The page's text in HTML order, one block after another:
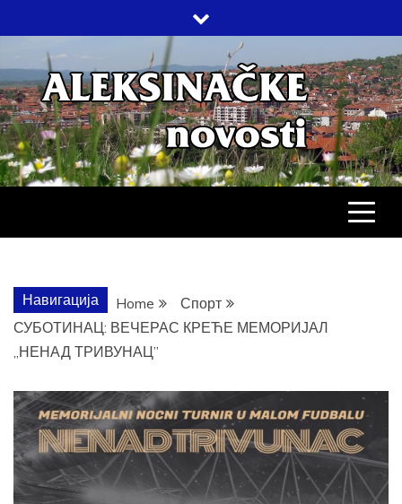
to
content
НОВОСТИ
ДРУШТВО, КУЛТУРА, ЕКОНОМИЈА,
СПОРТ, ПОСЛОВНИ ИМЕНИК,
Навигација Home
Спорт
СУБОТИНАЦ: ВЕЧЕРАС КРЕЋЕ МЕМОРИЈАЛ
„НЕНАД ТРИВУНАЦ”